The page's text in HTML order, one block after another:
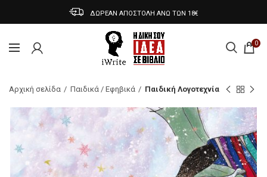
ΔΩΡΕΑΝ ΑΠΟΣΤΟΛΗ ΑΝΩ ΤΩΝ 18€
0
Αρχική σελίδα Παιδικά / Εφηβικά Παιδική Λογοτεχνία